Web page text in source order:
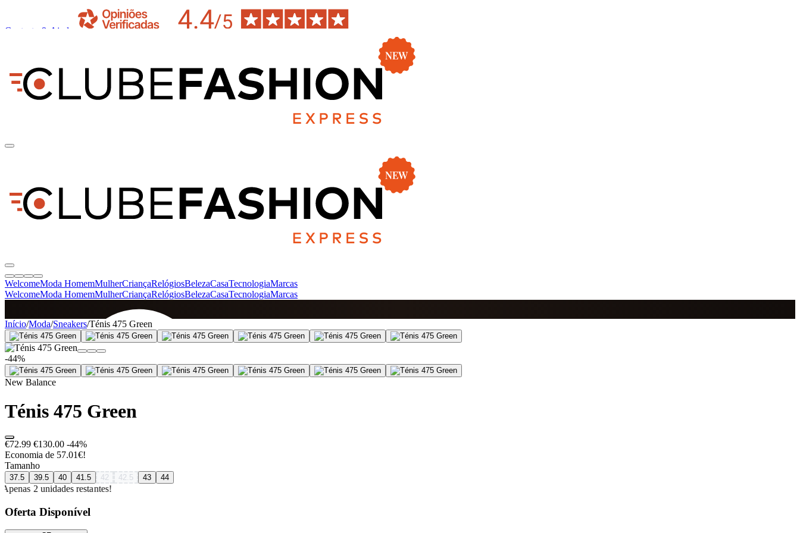
Contacto & Ajuda
WelcomeModa HomemMulherCriançaRelógiosBelezaCasaTecnologiaMarcas
WelcomeModa HomemMulherCriançaRelógiosBelezaCasaTecnologiaMarcas
SINCE 2005
+de 36.000 reviews
Início/Moda/Sneakers/Ténis 475 Green
-44%
New Balance
Ténis 475 Green
€72.99 €130.00 -44%
Economia de 57.01€!
Tamanho
37.5 39.5 40 41.5 42 42.5 43 44
Apenas 2 unidades restantes!
Oferta Disponível